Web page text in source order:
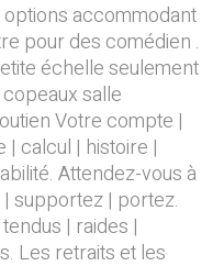
accommodant
pour des comédien .
échelle seulement
salle
Votre compte |
calcul | histoire |
Attendez-vous à
supportez | portez.
| raides |
Les retraits et les